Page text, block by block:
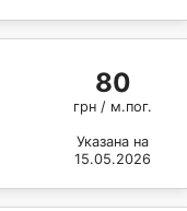
80
грн / м.пог.
Указана на
15.05.2026